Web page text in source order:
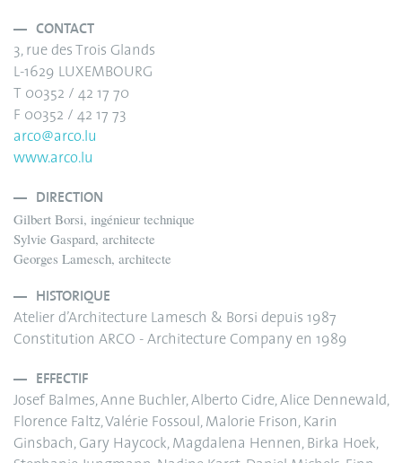
CONTACT
3, rue des Trois Glands
L-1629 LUXEMBOURG
T 00352 / 42 17 70
F 00352 / 42 17 73
arco@arco.lu
www.arco.lu
DIRECTION
Gilbert Borsi, ingénieur technique
Sylvie Gaspard, architecte
Georges Lamesch, architecte
HISTORIQUE
Atelier d’Architecture Lamesch & Borsi depuis 1987
Constitution ARCO - Architecture Company en 1989
EFFECTIF
Josef Balmes, Anne Buchler, Alberto Cidre, Alice Dennewald,
Florence Faltz, Valérie Fossoul, Malorie Frison, Karin
Ginsbach, Gary Haycock, Magdalena Hennen, Birka Hoek,